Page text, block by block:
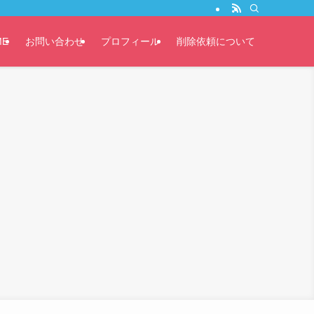
お問い合わせ プロフィール 削除依頼について